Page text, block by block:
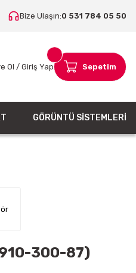
Bize Ulaşın:0 531 784 05 50
Ol / Giriş Yap Sepetim
GÖRÜNTÜ SİSTEMLERİ
300-87)